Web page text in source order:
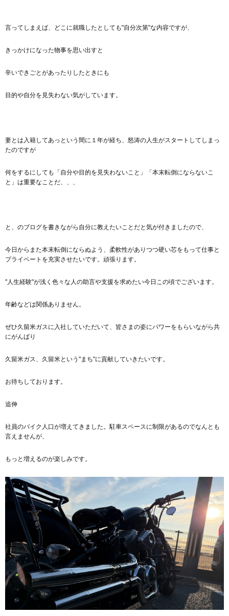
言ってしまえば、どこに就職したとしても"自分次第"な内容ですが、
きっかけになった物事を思い出すと
辛いできごとがあったりしたときにも
目的や自分を見失わない気がしています。
妻とは入籍してあっという間に１年が経ち、怒涛の人生がスタートしてしまっ
たのですが
何をするにしても「自分や目的を見失わないこと」「本末転倒にならないこ
と」は重要なことだ、、、
と、のブログを書きながら自分に教えたいことだと気が付きましたので、
今日からまた本末転倒にならぬよう、柔軟性がありつつ硬い芯をもって仕事と
プライベートを充実させたいです。頑張ります。
"人生経験"が浅く色々な人の助言や支援を求めたい今日この頃でございます。
年齢などは関係ありません。
ぜひ久留米ガスに入社していただいて、皆さまの姿にパワーをもらいながら共
にがんばり
久留米ガス、久留米という"まち"に貢献していきたいです。
お待ちしております。
追伸
社員のバイク人口が増えてきました。駐車スペースに制限があるのでなんとも
言えませんが、
もっと増えるのが楽しみです。